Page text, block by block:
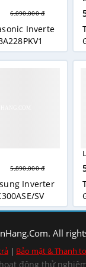
6,090,000 đ
Inverte
5,890,000 đ
Inverter
SV
All
| Bảo mật & Thanh
động thử